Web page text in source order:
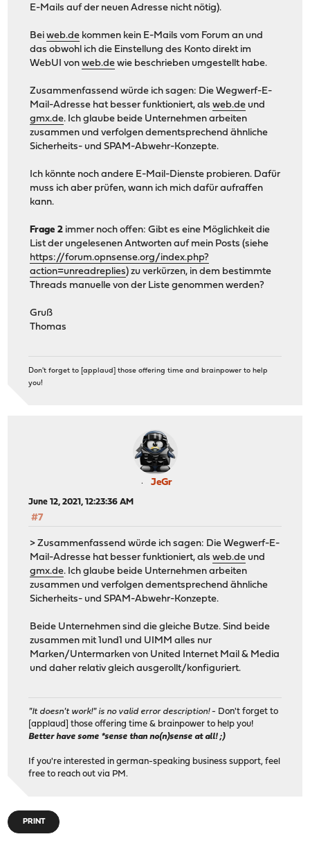
E-Mails auf der neuen Adresse nicht nötig).
Beiweb.de kommen kein E-Mails vom Forum an und
das obwohl ich die Einstellung des Konto direkt im
WebUI vonweb.de wie beschrieben umgestellt habe.
Zusammenfassend würde ich sagen: Die Wegwerf-E-
Mail-Adresse hat besser funktioniert, alsweb.de und
gmx.de. Ich glaube beide Unternehmen arbeiten
zusammen und verfolgen dementsprechend ähnliche
Sicherheits- und SPAM-Abwehr-Konzepte.
Ich könnte noch andere E-Mail-Dienste probieren. Dafür
muss ich aber prüfen, wann ich mich dafür aufraffen
kann.
Frage 2 immer noch offen: Gibt es eine Möglichkeit die
List der ungelesenen Antworten auf mein Posts (siehe
https://forum.opnsense.org/index.php?
action=unreadreplies) zu verkürzen, in dem bestimmte
Threads manuelle von der Liste genommen werden?
Gruß
Thomas
Don't forget to [applaud] those offering time and brainpower to help
you!
JeGr
June 12, 2021, 12:23:36 AM
#7
> Zusammenfassend würde ich sagen: Die Wegwerf-E-
Mail-Adresse hat besser funktioniert, alsweb.de und
gmx.de. Ich glaube beide Unternehmen arbeiten
zusammen und verfolgen dementsprechend ähnliche
Sicherheits- und SPAM-Abwehr-Konzepte.
Beide Unternehmen sind die gleiche Butze. Sind beide
zusammen mit 1und1 und UIMM alles nur
Marken/Untermarken von United Internet Mail & Media
und daher relativ gleich ausgerollt/konfiguriert.
"It doesn't work!" is no valid error description!- Don't forget to
[applaud] those offering time & brainpower to help you!
Better have some *sense than no(n)sense at all! ;)
If you're interested in german-speaking business support, feel
free to reach out via PM.
PRINT